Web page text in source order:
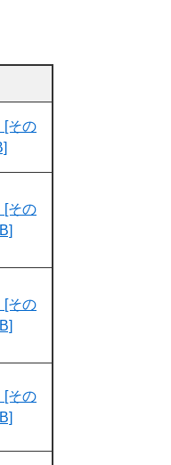
[その
[その
[その
[その